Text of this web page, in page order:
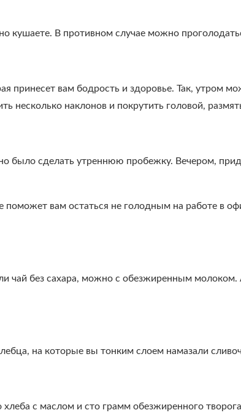
кушаете. В противном случае можно
принесет вам бодрость и здоровье. Так, утром
несколько наклонов и покрутить головой,
было сделать утреннюю пробежку. Вечером,
вам остаться не голодным на работе в
чай без сахара, можно с обезжиренным молоком.
на которые вы тонким слоем намазали
с маслом и сто грамм обезжиренного